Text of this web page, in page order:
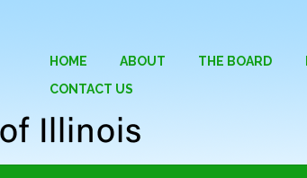
HOME ABOUT THE BOARD
CONTACT US